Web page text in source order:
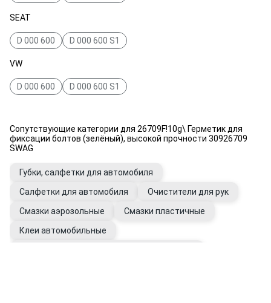
SEAT
D 000 600 D 000 600 S1
VW
D 000 600 D 000 600 S1
Сопутствующие категории для 26709F!10g\ Герметик для
фиксации болтов (зелёный), высокой прочности 30926709
SWAG
Губки, салфетки для автомобиля
Салфетки для автомобиля
Очистители для рук
Смазки аэрозольные
Смазки пластичные
Клеи автомобильные